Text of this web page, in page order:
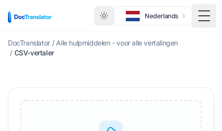
Nederlands
DocTranslator / Alle hulpmiddelen - voor alle vertalingen
/ CSV-vertaler